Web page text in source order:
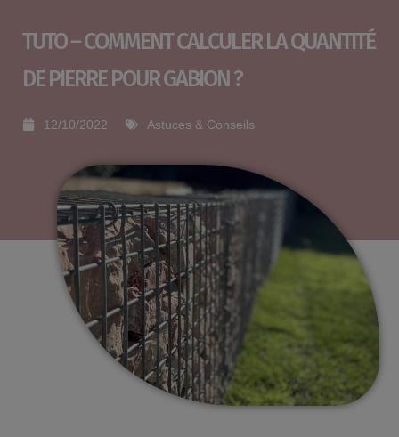
TUTO – COMMENT CALCULER LA QUANTITÉ
DE PIERRE POUR GABION ?
12/10/2022 Astuces & Conseils